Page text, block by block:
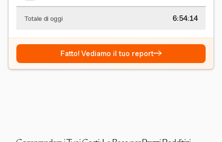
Totale di oggi 6:54:15
Fatto! Vediamo il tuo report→